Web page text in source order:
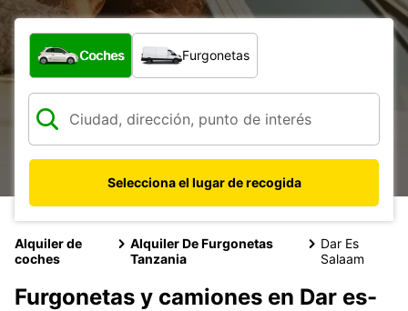
¿Qué tipo de vehículo?
Coches Furgonetas
Selecciona el lugar de recogida
Alquiler de
coches
Alquiler De Furgonetas
Tanzania
Dar Es
Salaam
Furgonetas y camiones en Dar es-